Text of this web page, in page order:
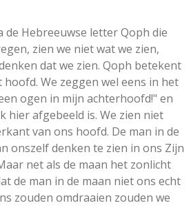
de Hebreeuwse letter Qoph die
zien we niet wat we zien,
dat we zien. Qoph betekent
We zeggen wel eens in het
ogen in mijn achterhoofd!" en
hier afgebeeld is. We zien niet
van ons hoofd. De man in de
onszelf denken te zien in ons Zijn
net als de maan het zonlicht
de man in de maan niet ons echt
zouden omdraaien zouden we